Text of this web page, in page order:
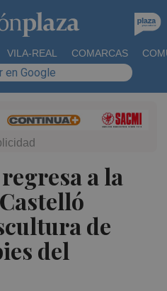
VILA-REAL COMARCAS
en Google
a la
de
del